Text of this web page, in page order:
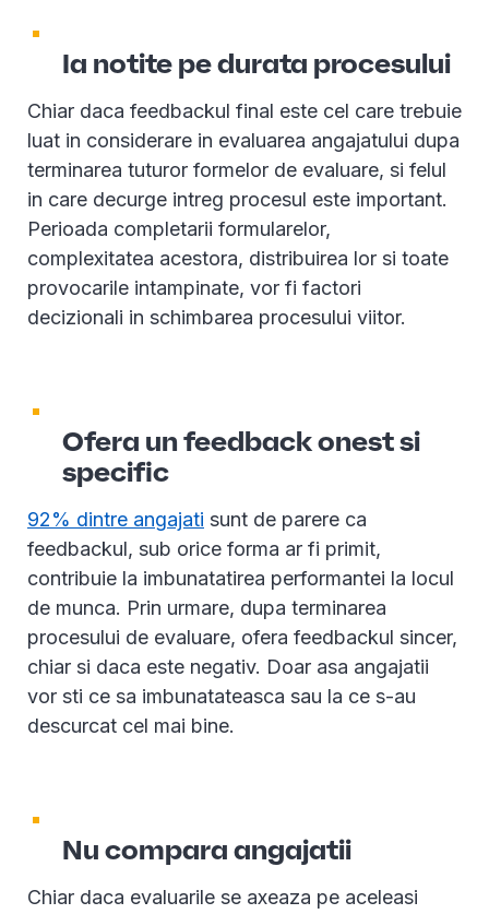
Ia notite pe durata procesului
Chiar daca feedbackul final este cel care trebuie
luat in considerare in evaluarea angajatului dupa
terminarea tuturor formelor de evaluare, si felul
in care decurge intreg procesul este important.
Perioada completarii formularelor,
complexitatea acestora, distribuirea lor si toate
provocarile intampinate, vor fi factori
decizionali in schimbarea procesului viitor.
Ofera un feedback onest si
specific
92% dintre angajati sunt de parere ca
feedbackul, sub orice forma ar fi primit,
contribuie la imbunatatirea performantei la locul
de munca. Prin urmare, dupa terminarea
procesului de evaluare, ofera feedbackul sincer,
chiar si daca este negativ. Doar asa angajatii
vor sti ce sa imbunatateasca sau la ce s-au
descurcat cel mai bine.
Nu compara angajatii
Chiar daca evaluarile se axeaza pe aceleasi